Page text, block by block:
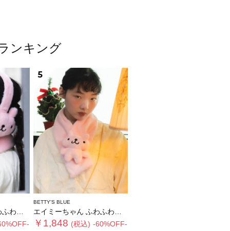
ンキング
マフ
5
BETTY'S BLUE
エイミーちゃん ふわふわティペット
￥1,848 (税込) -60%OFF-